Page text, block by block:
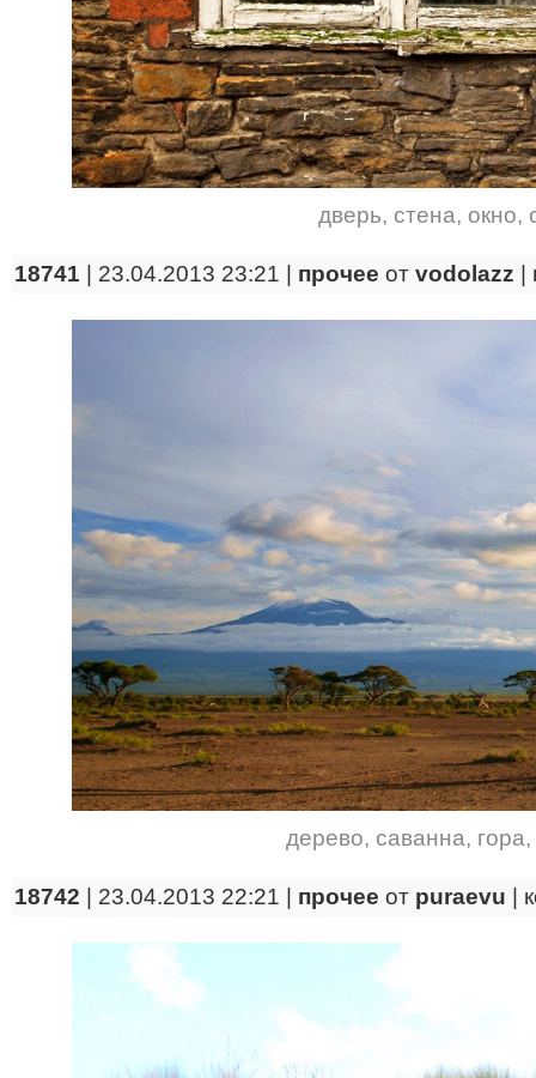
дверь, стена, окно,
18741 | 23.04.2013 23:21 | прочее от vodolazz
дерево, саванна, гора,
18742 | 23.04.2013 22:21 | прочее от puraevu